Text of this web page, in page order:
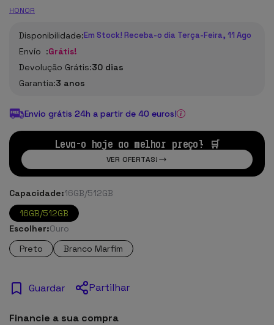
HONOR
Disponibilidade:Em Stock! Receba-o dia Terça-Feira, 11 Ago
Envío :Grátis!
Devolução Grátis:30 dias
Garantia:3 anos
Envio grátis 24h a partir de 40 euros!
Leva-o hoje ao melhor preço! 🛒
VER OFERTAS!
Capacidade:16GB/512GB
16GB/512GB
Escolher:Ouro
Preto
Branco Marfim
Guardar Partilhar
Financie a sua compra